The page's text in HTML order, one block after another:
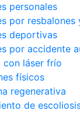
personales
por resbalones
deportivas
por accidente
con láser frío
físicos
regenerativa
de